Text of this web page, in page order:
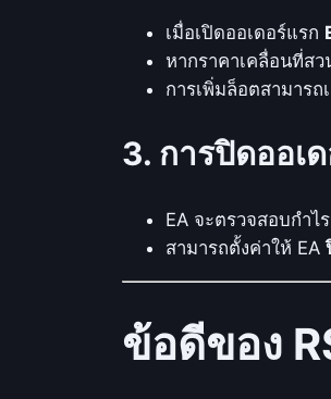
เมื่อเปิดออเดอร์แรก
หากราคาเคลื่อนที่สว
การเพิ่มล็อตสามารถ
3. การปิดออเ
EA จะตรวจสอบกำ
สามารถตั้งค่าให้ EA
ข้อดีของ